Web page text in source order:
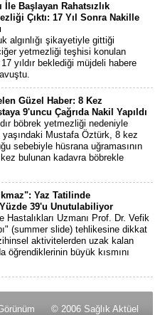
İle Başlayan Rahatsızlık
Çıktı: 17 Yıl Sonra Nakille
algınlığı şikayetiyle gittiği
yetmezliği teşhisi konulan
yıldır beklediği müjdeli habere
Güzel Haber: 8 Kez
9'uncu Çağrıda Nakil Yapıldı
böbrek yetmezliği nedeniyle
Mustafa Öztürk, 8 kez
sebebiyle hüsrana uğramasının
bulunan kadavra böbrekle
Yaz Tatilinde
39'u Unutulabiliyor
Hastalıkları Uzmanı Prof. Dr. Vefik
(summer slide) tehlikesine dikkat
aktivitelerden uzak kalan
öğrendiklerinin büyük kısmını
© 2006 Sağlık Aktüel